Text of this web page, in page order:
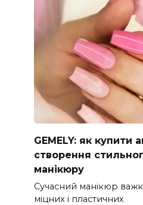
GEMELY: як купити
створення
манікюру
Сучасний манікюр
міцних і пластичних